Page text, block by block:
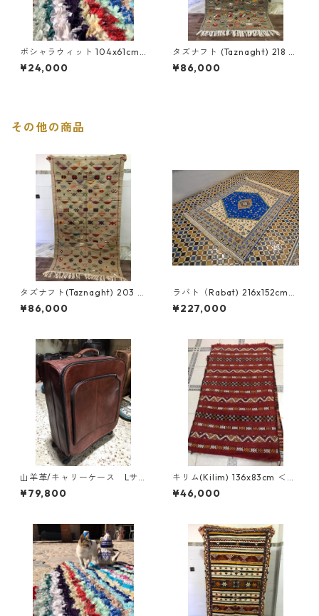
ボシャラウィット 104x61cm
＜商品コードBCAG-001＞
¥24,000
タズナフト (Taznaght) 218 x
126cm ＜商品コードTZ-008
＞
¥86,000
その他の商品
タズナフト(Taznaght) 203 x
117cm ＜商品コードTZ-006
＞
¥86,000
ラバト（Rabat) 216x152cm
＜商品コードRB-001＞
¥227,000
山羊革/キャリーケース Lサ
イズ ライトブラウン色 ＜機
内持込み可/40x20x55cm＞
¥79,800
キリム(Kilim) 136x83cm ＜商
品コードKI-007＞
¥46,000